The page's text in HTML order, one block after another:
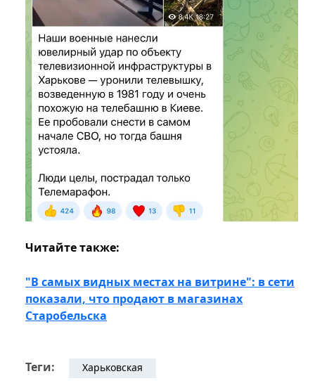
Читайте также:
"В самых видных местах на витрине": в сети
показали, что продают в магазинах
Старобельска
Теги: Харьковская